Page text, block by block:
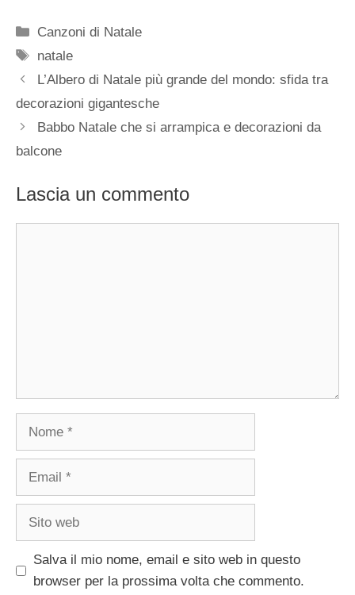
Categorie
Canzoni di Natale
Tag
natale
L’Albero di Natale più grande del mondo: sfida tra
decorazioni gigantesche
Babbo Natale che si arrampica e decorazioni da
balcone
Lascia un commento
Nome
Email
Sito
Salva il mio nome, email e sito web in questo
browser per la prossima volta che commento.